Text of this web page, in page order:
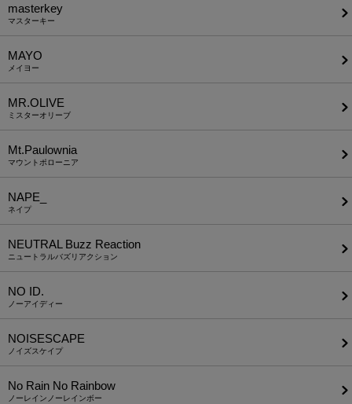
masterkey
マスターキー
MAYO
メイヨー
MR.OLIVE
ミスターオリーブ
Mt.Paulownia
マウントポローニア
NAPE_
ネイプ
NEUTRAL Buzz Reaction
ニュートラルバズリアクション
NO ID.
ノーアイディー
NOISESCAPE
ノイズスケイプ
No Rain No Rainbow
ノーレインノーレインボー